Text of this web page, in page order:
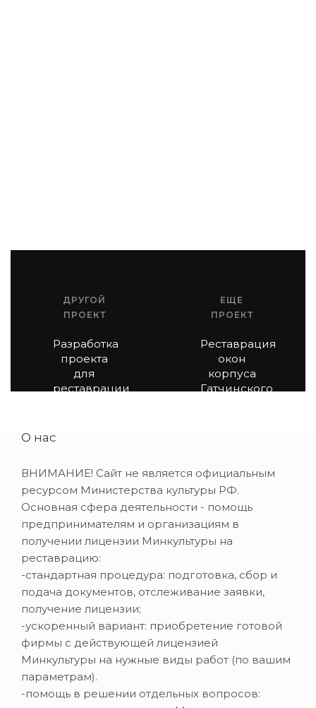
ДРУГОЙ
ПРОЕКТ
Разработка
проекта
для
реставрации
ЕЩЕ
ПРОЕКТ
Реставрация
окон
корпуса
Гатчинского
О нас
ВНИМАНИЕ! Сайт не является официальным
ресурсом Министерства культуры РФ.
Основная сфера деятельности - помощь
предпринимателям и организациям в
получении лицензии Минкультуры на
реставрацию:
-стандартная процедура: подготовка, сбор и
подача документов, отслеживание заявки,
получение лицензии;
-ускоренный вариант: приобретение готовой
фирмы с действующей лицензией
Минкультуры на нужные виды работ (по вашим
параметрам).
-помощь в решении отдельных вопросов: